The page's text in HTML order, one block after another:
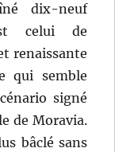
dix-neuf
celui de
renaissante
qui semble
signé
de Moravia.
bâclé sans